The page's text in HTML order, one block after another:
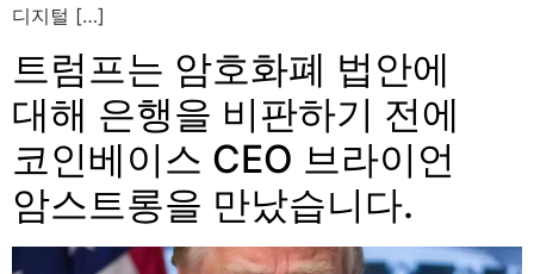
디지털 […]
트럼프는 암호화폐 법안에
대해 은행을 비판하기 전에
코인베이스 CEO 브라이언
암스트롱을 만났습니다.